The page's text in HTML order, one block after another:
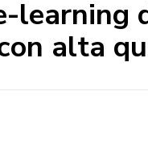
learning
alta